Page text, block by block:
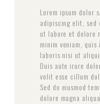
Lorem ipsum dolor
adipiscing elit, sed
ut labore et dolore
minim veniam,
laboris nisi ut
Duis aute irure
velit esse cillum
Sed do eiusmod
dolore magna